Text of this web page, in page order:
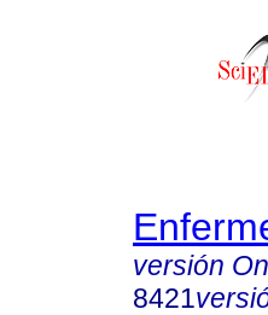
versión
8421